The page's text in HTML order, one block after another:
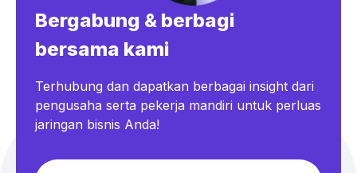
Bergabung & berbagi
bersama kami
Terhubung dan dapatkan berbagai insight dari
pengusaha serta pekerja mandiri untuk perluas
jaringan bisnis Anda!